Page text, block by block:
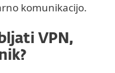
komunikacijo.
VPN,